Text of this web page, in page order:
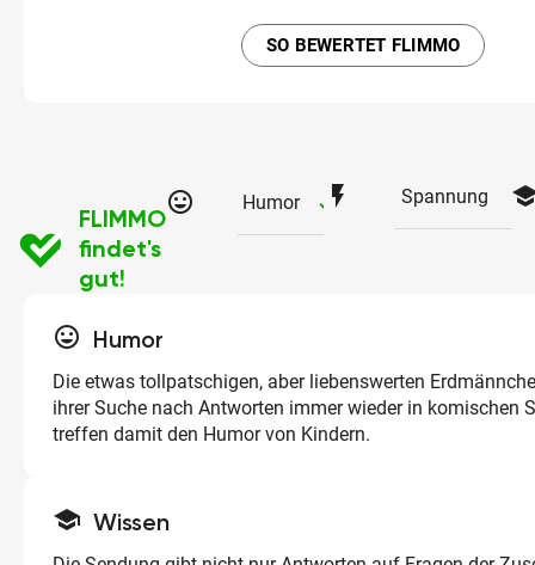
SO BEWERTET FLIMMO
FLIMMO
findet's
gut!
tag_faces Humor checked
flash_on Spannung
tag_faces Humor
Die etwas tollpatschigen, aber liebenswerten
ihrer Suche nach Antworten immer wieder in komischen
treffen damit den Humor von Kindern.
school Wissen